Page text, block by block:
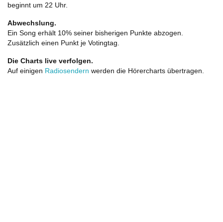
beginnt um 22 Uhr.
Abwechslung.
Ein Song erhält 10% seiner bisherigen Punkte abzogen.
Zusätzlich einen Punkt je Votingtag.
Die Charts live verfolgen.
Auf einigen Radiosendern werden die Hörercharts übertragen.